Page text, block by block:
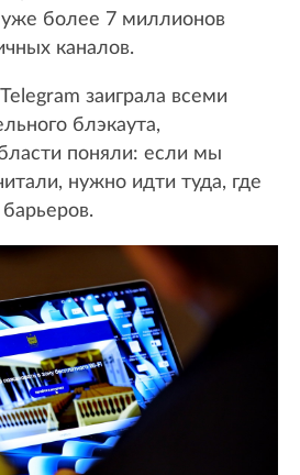
более 7 миллионов
каналов.
заиграла всеми
блэкаута,
поняли: если мы
нужно идти туда, где